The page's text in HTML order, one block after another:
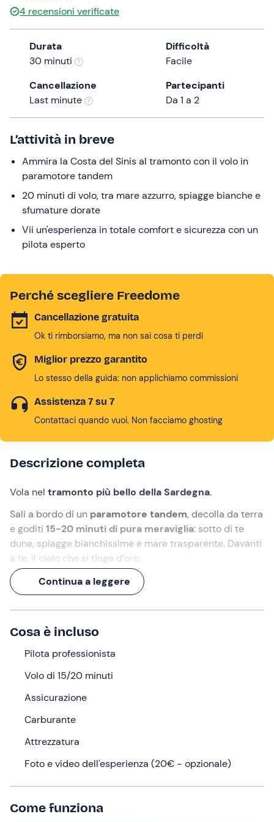
the
question
mark
keyboard
shortcuts
for
changing
dates.
4 recensioni verificate
Durata
30 minuti
Difficoltà
Facile
Cancellazione
Last minute
Partecipanti
Da 1 a 2
L’attività in breve
Ammira la Costa del Sinis al tramonto con il volo in
paramotore tandem
20 minuti di volo, tra mare azzurro, spiagge bianche e
sfumature dorate
Vii un'esperienza in totale comfort e sicurezza con un
pilota esperto
Perché scegliere Freedome
Cancellazione gratuita
Ok ti rimborsiamo, ma non sai cosa ti perdi
Miglior prezzo garantito
Lo stesso della guida: non applichiamo commissioni
Assistenza 7 su 7
Contattaci quando vuoi. Non facciamo ghosting
Descrizione completa
Vola nel tramonto più bello della Sardegna.
Sali a bordo di un paramotore tandem, decolla da terra
e goditi 15-20 minuti di pura meraviglia: sotto di te
dune, spiagge bianchissime e mare trasparente. Davanti
a te, il cielo che si tinge d’oro.
Cosa stai aspettando?
L'appuntamento è poco prima del tramonto a
(OR). Dopo un breve
in cui ti verranno spiegate le regole di sicurezza e il
funzionamento del volo, sarà il momento di decollare.
Non dovrai correre né lanciarti nel vuoto: grazie al
senza alcuno sforzo. In un attimo ti troverai a sorvolare la
Costa del Sinis
emozioni irripetibili.
Durante ilvolo di 15-20 minutiil pilota si occuperà di
tutto, mentre tu potrai rilassarti e goderti lo spettacolo.
Infine, atterrerete dolcemente presso il punto di decollo
Continua a leggere
Cosa è incluso
Pilota professionista
Volo di 15/20 minuti
Assicurazione
Carburante
Attrezzatura
Foto e video dell'esperienza (20€ - opzionale)
Come funziona